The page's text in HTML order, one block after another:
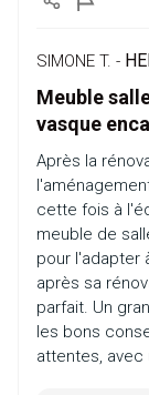
SIMONE T. -
Meuble
vasque
Après la
cette fois à
meuble de
pour l'adapter
après sa
parfait. Un
les bons
attentes,